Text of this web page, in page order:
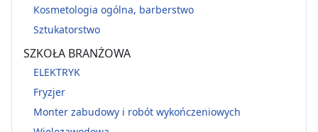
Kosmetologia ogólna, barberstwo
Sztukatorstwo
SZKOŁA BRANŻOWA
ELEKTRYK
Fryzjer
Monter zabudowy i robót wykończeniowych